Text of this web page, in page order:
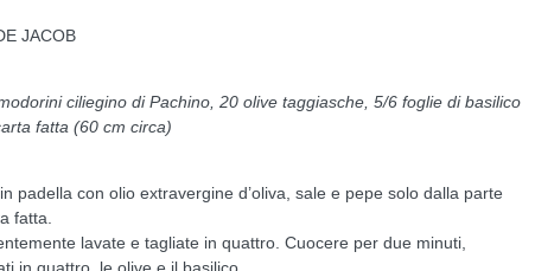
JACOB
ciliegino di Pachino, 20 olive taggiasche, 5/6 foglie di basilico
fatta (60 cm circa)
padella con olio extravergine d’oliva, sale e pepe solo dalla parte
fatta.
lavate e tagliate in quattro. Cuocere per due minuti,